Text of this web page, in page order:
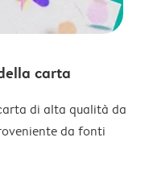
carta
di alta qualità da
da fonti